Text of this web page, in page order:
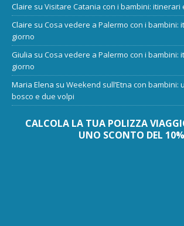
Claire su Visitare Catania con i bambini: itinerari
Claire su Cosa vedere a Palermo con i bambini:
giorno
Giulia su Cosa vedere a Palermo con i bambini:
giorno
Maria Elena su Weekend sull’Etna con bambini:
bosco e due volpi
CALCOLA LA TUA POLIZZA
UNO SCONTO DEL 10%